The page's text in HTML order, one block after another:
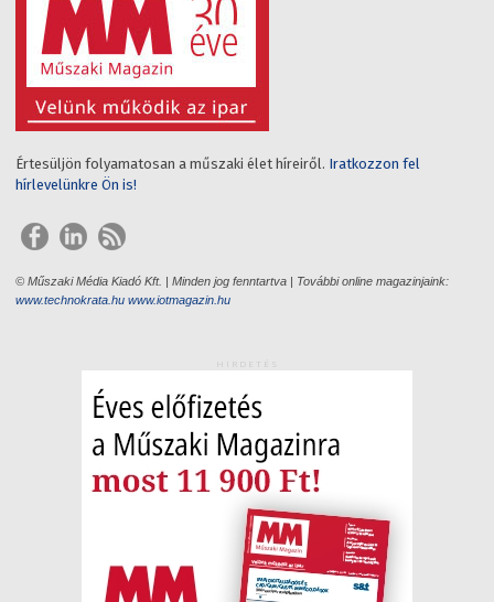
Értesüljön folyamatosan a műszaki élet híreiről. Iratkozzon fel
hírlevelünkre Ön is!
© Műszaki Média Kiadó Kft. | Minden jog fenntartva | További online magazinjaink:
www.technokrata.hu www.iotmagazin.hu
HIRDETÉS